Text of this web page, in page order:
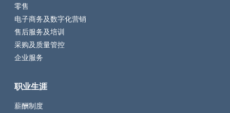
零售
电子商务及数字化营销
售后服务及培训
采购及质量管控
企业服务
职业生涯
薪酬制度